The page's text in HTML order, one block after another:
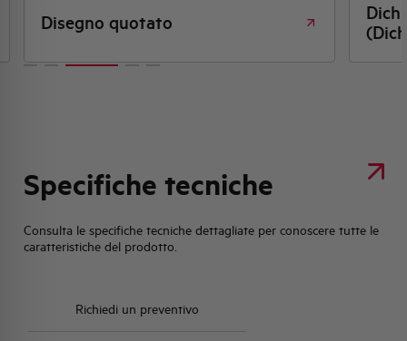
Disegno quotato
Specifiche tecniche
Consulta le specifiche tecniche dettagliate per conoscere tutte le
caratteristiche del prodotto.
Richiedi un preventivo